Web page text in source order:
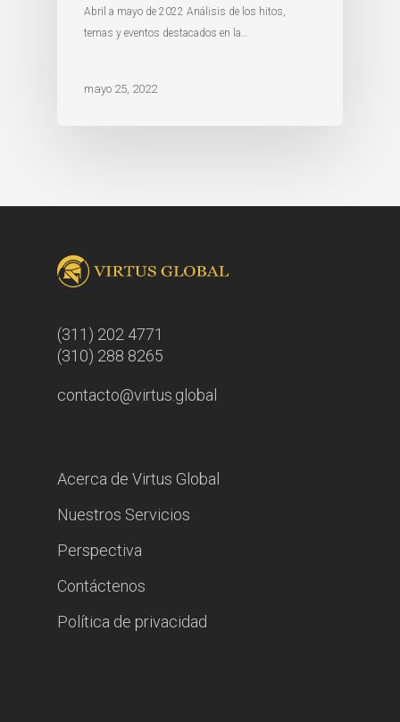
Abril a mayo de 2022 Análisis de los hitos,
temas y eventos destacados en la…
mayo 25, 2022
(311) 202 4771
(310) 288 8265
contacto@virtus.global
Acerca de Virtus Global
Nuestros Servicios
Perspectiva
Contáctenos
Política de privacidad